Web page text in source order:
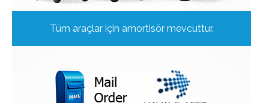
Tüm araçlar için amortisör mevcuttur.